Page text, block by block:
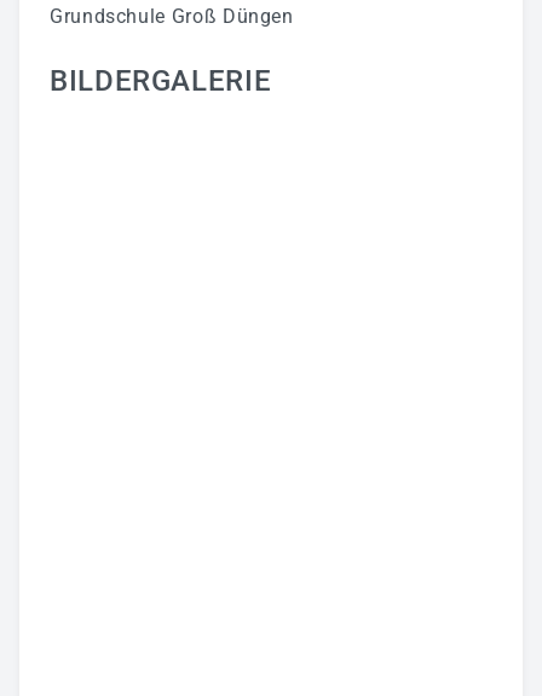
Grundschule Groß Düngen
BILDERGALERIE